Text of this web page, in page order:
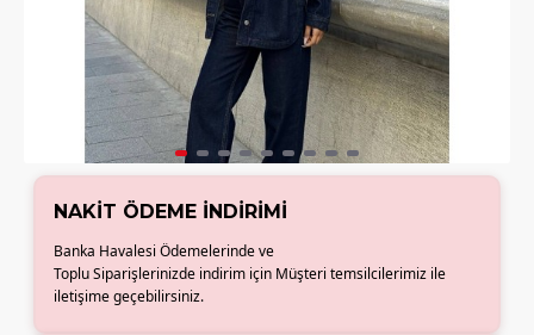
NAKIT ÖDEME İNDIRIMI
Banka Havalesi Ödemelerinde ve
Toplu Siparişlerinizde indirim için Müşteri temsilcilerimiz ile
iletişime geçebilirsiniz.